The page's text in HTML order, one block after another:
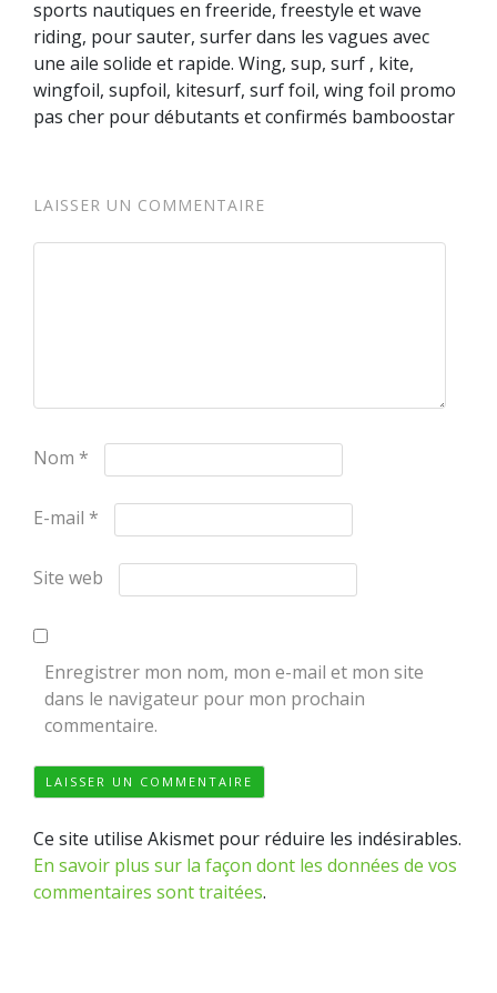
sports nautiques en freeride, freestyle et wave
riding, pour sauter, surfer dans les vagues avec
une aile solide et rapide. Wing, sup, surf , kite,
wingfoil, supfoil, kitesurf, surf foil, wing foil promo
pas cher pour débutants et confirmés bamboostar
LAISSER UN COMMENTAIRE
Nom *
E-mail *
Site web
Enregistrer mon nom, mon e-mail et mon site
dans le navigateur pour mon prochain
commentaire.
Ce site utilise Akismet pour réduire les indésirables.
En savoir plus sur la façon dont les données de vos
commentaires sont traitées.